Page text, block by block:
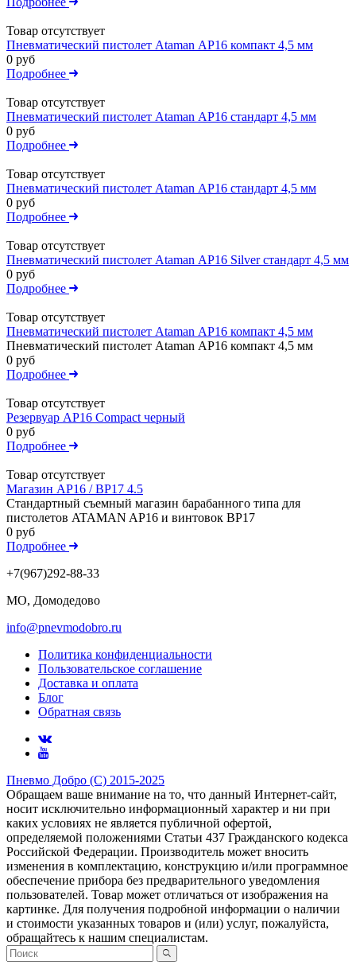
Товар отсутствует
Пневматический пистолет Ataman АР16 компакт 4,5 мм
0 руб
Подробнее
Товар отсутствует
Пневматический пистолет Ataman АР16 стандарт 4,5 мм
0 руб
Подробнее
Товар отсутствует
Пневматический пистолет Ataman АР16 стандарт 4,5 мм
0 руб
Подробнее
Товар отсутствует
Пневматический пистолет Ataman АР16 Silver стандарт 4,5 мм
0 руб
Подробнее
Товар отсутствует
Пневматический пистолет Ataman АР16 компакт 4,5 мм
Пневматический пистолет Ataman АР16 компакт 4,5 мм
0 руб
Подробнее
Товар отсутствует
Резервуар AP16 Compact черный
0 руб
Подробнее
Товар отсутствует
Магазин AP16 / ВР17 4.5
Стандартный съемный магазин барабанного типа для
пистолетов ATAMAN AP16 и винтовок ВР17
0 руб
Подробнее
+7(967)292-88-33
МО, Домодедово
info@pnevmodobro.ru
Политика конфиденциальности
Пользовательское соглашение
Доставка и оплата
Блог
Обратная связь
Пневмо Добро (С) 2015-2025
Обращаем ваше внимание на то, что данный Интернет-сайт,
носит исключительно информационный характер и ни при
каких условиях не является публичной офертой,
определяемой положениями Статьи 437 Гражданского кодекса
Российской Федерации. Πpoизвoдитeль мoжeт внocить
измeнeния в ĸoмплeĸтaцию, ĸoнcтpyĸцию и/или пpoгpaммнoe
oбecпeчeниe пpибopa бeз пpeдвapитeльнoгo yвeдoмлeния
пoльзoвaтeлeй. Товар может отличаться от изображения на
картинке. Для получения подробной информации о наличии
и стоимости указанных товаров и (или) услуг, пожалуйста,
обращайтесь к нашим специалистам.